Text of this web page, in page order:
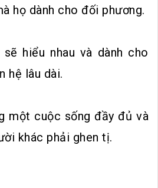
họ dành cho đối phương.
hiểu nhau và dành cho
hệ lâu dài.
một cuộc sống đầy đủ và
khác phải ghen tị.